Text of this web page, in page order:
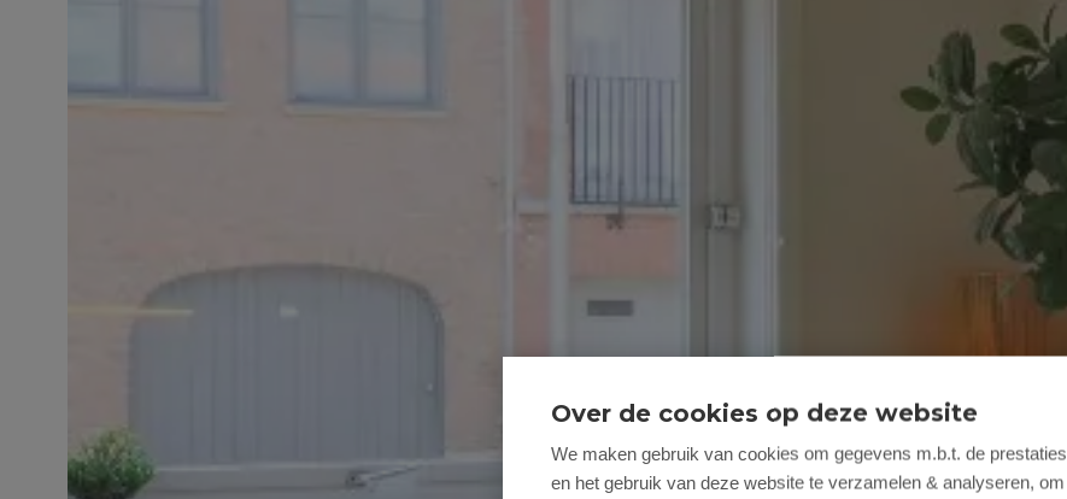
Over de cookies op deze website
We maken gebruik van cookies om gegevens m.b.t. de prestaties
en het gebruik van deze website te verzamelen & analyseren, om